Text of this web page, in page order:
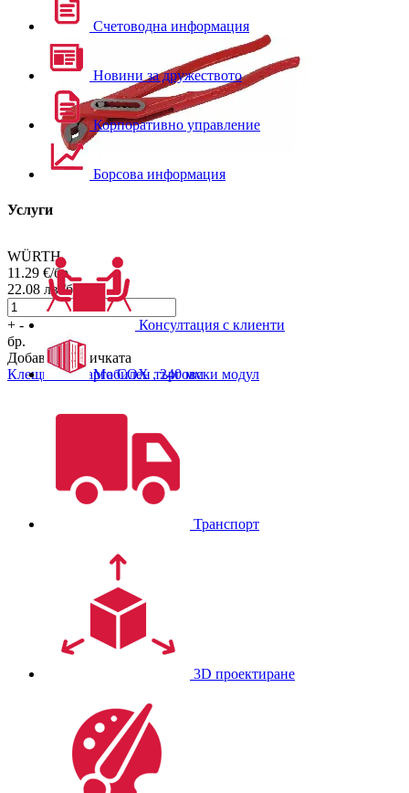
WÜRTH
11.29 €/бр.
22.08 лв./бр.
+ -
бр.
Добави в количката
Клещи тип гарга COX , 240 мм
Счетоводна информация
Новини за дружеството
Корпоративно управление
Борсова информация
Услуги
Консултация с клиенти
Мобилен търговски модул
Транспорт
3D проектиране